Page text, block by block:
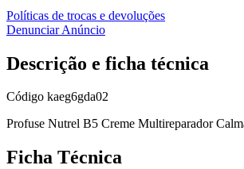
Políticas de trocas e devoluções
Denunciar Anúncio
Descrição e ficha técnica
Código kaeg6gda02
Profuse Nutrel B5 Creme Multireparador
Ficha Técnica